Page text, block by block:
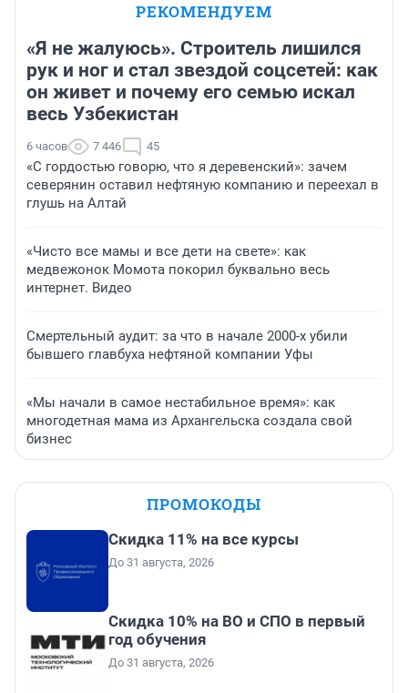
РЕКОМЕНДУЕМ
«Я не жалуюсь». Строитель лишился
рук и ног и стал звездой соцсетей: как
он живет и почему его семью искал
весь Узбекистан
6 часов 7 446 45
«С гордостью говорю, что я деревенский»: зачем
северянин оставил нефтяную компанию и переехал в
глушь на Алтай
«Чисто все мамы и все дети на свете»: как
медвежонок Момота покорил буквально весь
интернет. Видео
Смертельный аудит: за что в начале 2000-х убили
бывшего главбуха нефтяной компании Уфы
«Мы начали в самое нестабильное время»: как
многодетная мама из Архангельска создала свой
бизнес
ПРОМОКОДЫ
Скидка 11% на все курсы
До 31 августа, 2026
Скидка 10% на ВО и СПО в первый
год обучения
До 31 августа, 2026